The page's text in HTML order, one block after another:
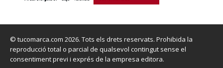
© tucomarca.com 2026. Tots els drets reservats. Prohibida la
reproducció total o parcial de qualsevol contingut sense el
consentiment previ i exprés de la empresa editora.